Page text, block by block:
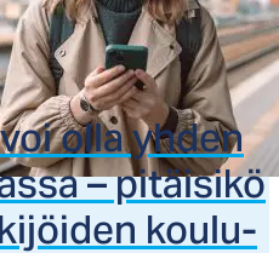
ol­la yh­den
– pi­täi­si­kö
kou­lu­